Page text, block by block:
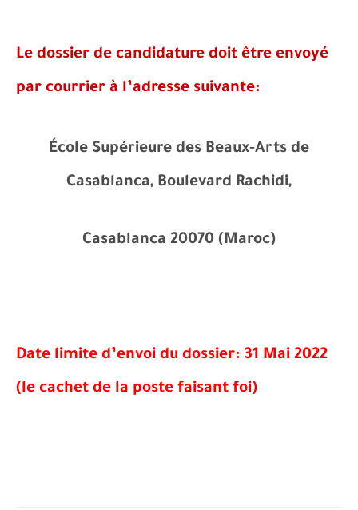
Le dossier de candidature doit être envoyé
par courrier à l’adresse suivante:
École Supérieure des Beaux‑Arts de
Casablanca, Boulevard Rachidi,
Casablanca 20070 (Maroc)
Date limite d’envoi du dossier: 31 Mai 2022
(le cachet de la poste faisant foi)